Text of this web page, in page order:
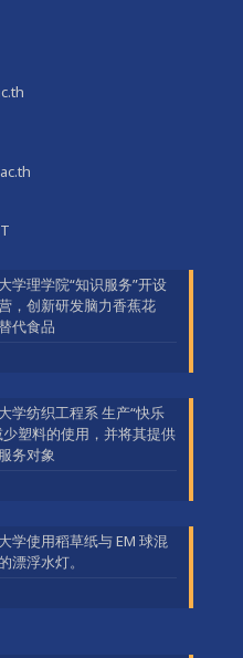
学理学院“知识服务”开设
，创新研发脑力香蕉花
代食品
学纺织工程系 生产“快乐
塑料的使用，并将其提供
务对象
学使用稻草纸与 EM 球混
漂浮水灯。